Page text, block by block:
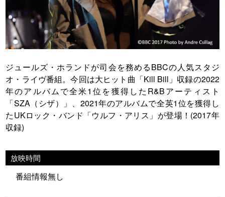
ジュールズ・ホランドが司会を務めるBBCの人気スタジ
オ・ライヴ番組。今回は大ヒット曲「Kill Bill」収録の2022
年のアルバムで全米1位を獲得したR&Bアーティスト
「SZA（シザ）」、2021年のアルバムで全英1位を獲得し
たUKロック・バンド「ウルフ・アリス」が登場！(2017年
収録)
放映時間
番組情報無し